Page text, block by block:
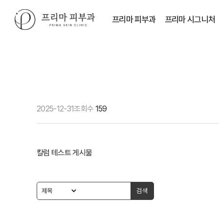
프리마 피부과 프리마 시그니처
2025-12-31조회수 159
칼럼 테스트 게시물
검색